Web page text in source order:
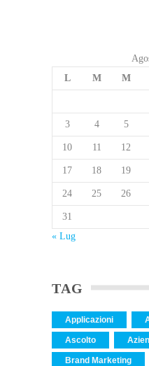
L
M M
3 4 5
10 11 12
17 18 19
24 25 26
31
« Lug
TAG
Applicazioni
Ascolto
Brand Marketing